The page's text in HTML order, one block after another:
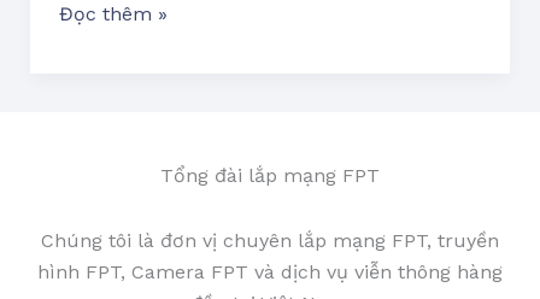
Đọc thêm »
Tổng đài lắp mạng FPT
Chúng tôi là đơn vị chuyên lắp mạng FPT, truyền
hình FPT, Camera FPT và dịch vụ viễn thông hàng